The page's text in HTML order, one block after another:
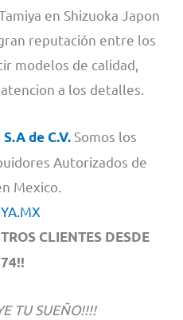
en Shizuoka Japon
reputación entre los
modelos de calidad,
a los detalles.
S.A de C.V. Somos los
Autorizados de
Mexico.
CLIENTES DESDE
TU SUEÑO!!!!